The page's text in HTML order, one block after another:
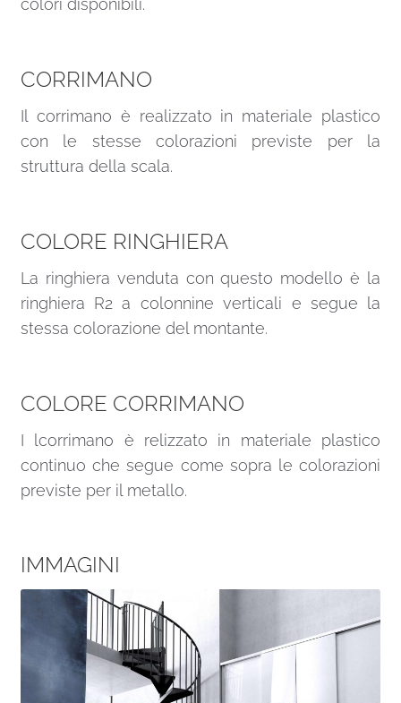
colori disponibili.
CORRIMANO
Il corrimano è realizzato in materiale plastico
con le stesse colorazioni previste per la
struttura della scala.
COLORE RINGHIERA
La ringhiera venduta con questo modello è la
ringhiera R2 a colonnine verticali e segue la
stessa colorazione del montante.
COLORE CORRIMANO
I lcorrimano è relizzato in materiale plastico
continuo che segue come sopra le colorazioni
previste per il metallo.
IMMAGINI